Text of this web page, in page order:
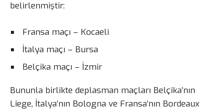
belirlenmiştir:
Fransa maçı – Kocaeli
İtalya maçı – Bursa
Belçika maçı – İzmir
Bununla birlikte deplasman maçları Belçika’nın
Liege, İtalya’nın Bologna ve Fransa’nın Bordeaux